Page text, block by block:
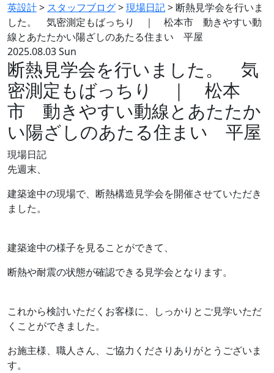
英設計> スタッフブログ>現場日記>断熱見学会を行いま
した。 気密測定もばっちり ｜ 松本市 動きやすい動
線とあたたかい陽ざしのあたる住まい 平屋
2025.08.03 Sun
断熱見学会を行いました。 気
密測定もばっちり ｜ 松本
市 動きやすい動線とあたたか
い陽ざしのあたる住まい 平屋
現場日記
先週末、
建築途中の現場で、断熱構造見学会を開催させていただき
ました。
建築途中の様子を見ることができて、
断熱や耐震の状態が確認できる見学会となります。
これから検討いただくお客様に、しっかりとご見学いただ
くことができました。
お施主様、職人さん、ご協力くださりありがとうございま
す。